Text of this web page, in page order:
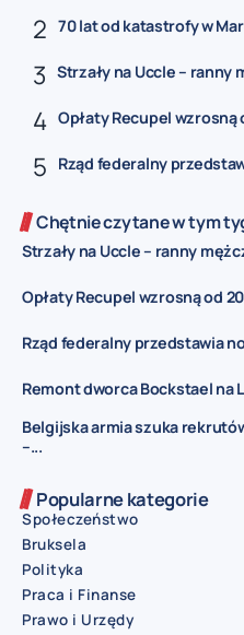
70 lat od katastrofy w
Strzały na Uccle – ranny
Opłaty Recupel wzrosną
Rząd federalny
Chętnie czytane w tym
Strzały na Uccle – ranny
Opłaty Recupel wzrosną od
Rząd federalny przedstawia
Remont dworca Bockstael na
Belgijska armia szuka
–...
Popularne kategorie
Społeczeństwo
Bruksela
Polityka
Praca i Finanse
Prawo i Urzędy